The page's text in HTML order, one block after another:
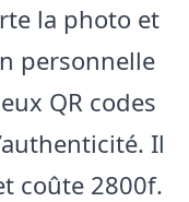
la photo et
personnelle
QR codes
Il
coûte 2800f.